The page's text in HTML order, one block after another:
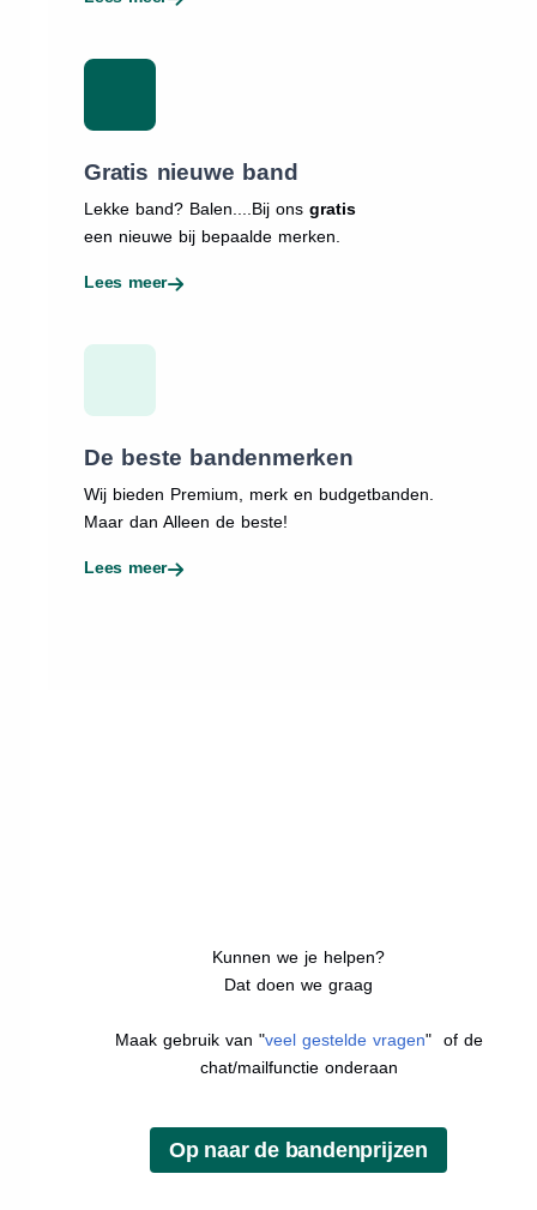
Gratis nieuwe band
Lekke band? Balen....Bij ons gratis
een nieuwe bij bepaalde merken.
Lees meer
De beste bandenmerken
Wij bieden Premium, merk en budgetbanden.
Maar dan Alleen de beste!
Lees meer
Kunnen we je helpen?
Dat doen we graag
Maak gebruik van "veel gestelde vragen" of de
chat/mailfunctie onderaan